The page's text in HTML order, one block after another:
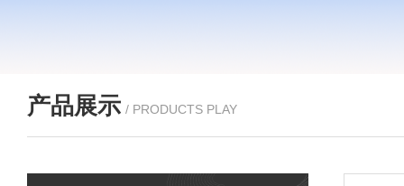
产品展示 / PRODUCTS PLAY